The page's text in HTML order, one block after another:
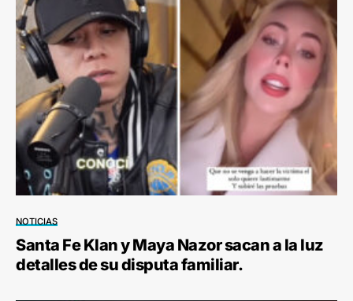
NOTICIAS
Santa Fe Klan y Maya Nazor sacan a la luz
detalles de su disputa familiar.